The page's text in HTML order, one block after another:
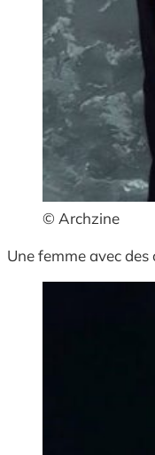
© Archzine
Une femme avec